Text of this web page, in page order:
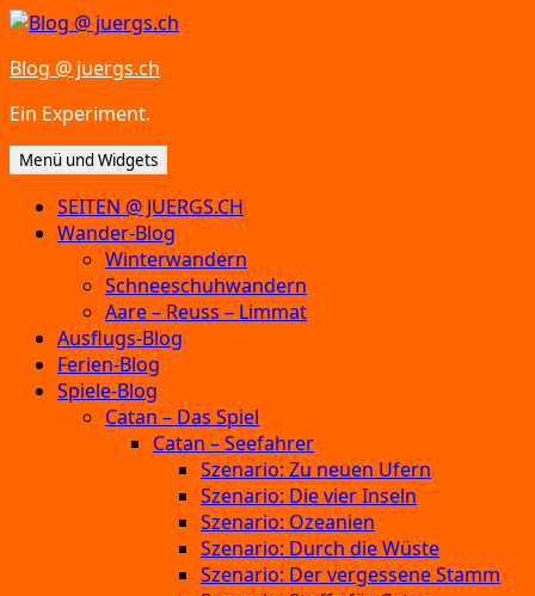
Zum
springen
Blog @ juergs.ch
Ein Experiment.
Menü und Widgets
SEITEN @ JUERGS.CH
Wander-Blog
Winterwandern
Schneeschuhwandern
Aare – Reuss – Limmat
Ausflugs-Blog
Ferien-Blog
Spiele-Blog
Catan – Das Spiel
Catan – Seefahrer
Szenario: Zu neuen Ufern
Szenario: Die vier Inseln
Szenario: Ozeanien
Szenario: Durch die Wüste
Szenario: Der vergessene Stamm